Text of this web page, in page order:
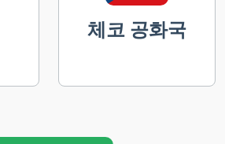
체코 공화국